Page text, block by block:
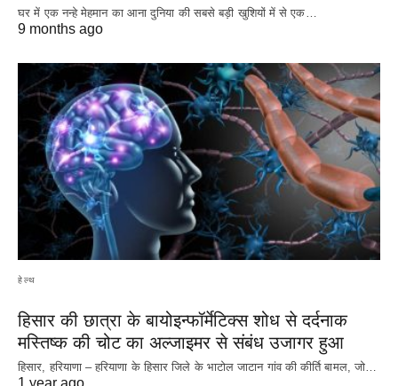
घर में एक नन्हे मेहमान का आना दुनिया की सबसे बड़ी खुशियों में से एक…
9 months ago
हेल्थ
हिसार की छात्रा के बायोइन्फॉर्मेटिक्स शोध से दर्दनाक
मस्तिष्क की चोट का अल्जाइमर से संबंध उजागर हुआ
हिसार, हरियाणा – हरियाणा के हिसार जिले के भाटोल जाटान गांव की कीर्ति बामल, जो…